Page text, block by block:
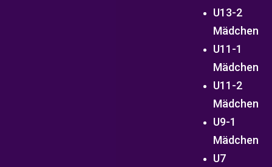
U13-2
Mädchen
U11-1
Mädchen
U11-2
Mädchen
U9-1
Mädchen
U7